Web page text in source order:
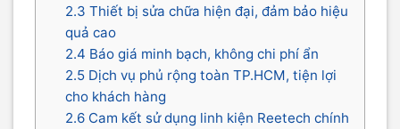
2.3 Thiết bị sửa chữa hiện đại, đảm bảo hiệu
quả cao
2.4 Báo giá minh bạch, không chi phí ẩn
2.5 Dịch vụ phủ rộng toàn TP.HCM, tiện lợi
cho khách hàng
2.6 Cam kết sử dụng linh kiện Reetech chính